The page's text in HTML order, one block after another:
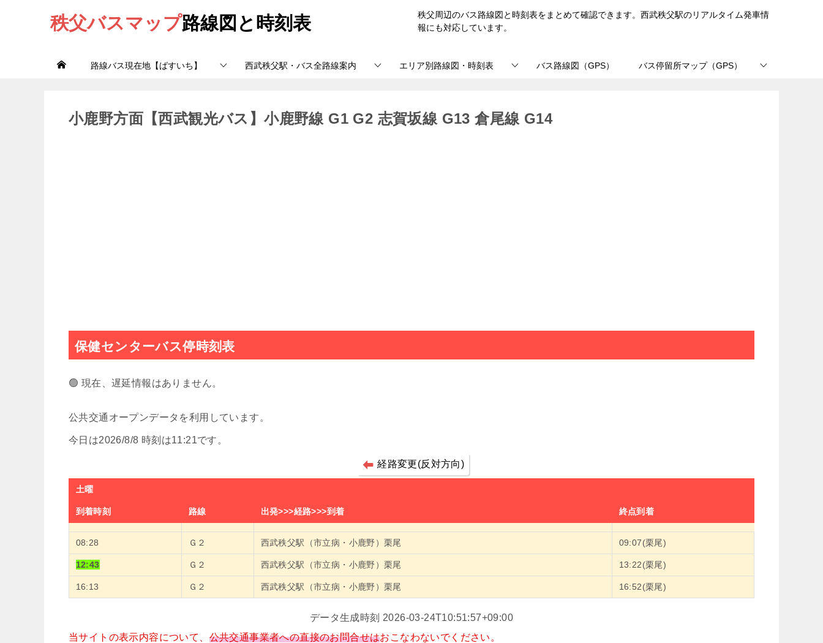
秩父バスマップ路線図と時刻表
秩父周辺のバス路線図と時刻表をまとめて確認できます。西武秩父駅のリアルタイム発車情
報にも対応しています。
路線バス現在地【ばすいち】 西武秩父駅・バス全路線案内 エリア別路線図・時刻表 バス路線図（GPS） バス停留所マップ（GPS）
小鹿野方面【西武観光バス】小鹿野線 G1 G2 志賀坂線 G13 倉尾線 G14
保健センターバス停時刻表
🟢 現在、遅延情報はありません。
公共交通オープンデータを利用しています。
今日は2026/8/8 時刻は11:21です。
経路変更(反対方向)
土曜
到着時刻 路線 出発>>>経路>>>到着 終点到着
08:28 Ｇ２ 西武秩父駅（市立病・小鹿野）栗尾 09:07(栗尾)
12:43 Ｇ２ 西武秩父駅（市立病・小鹿野）栗尾 13:22(栗尾)
16:13 Ｇ２ 西武秩父駅（市立病・小鹿野）栗尾 16:52(栗尾)
データ生成時刻 2026-03-24T10:51:57+09:00
当サイトの表示内容について、 公共交通事業者への直接のお問合せはおこなわないでください。